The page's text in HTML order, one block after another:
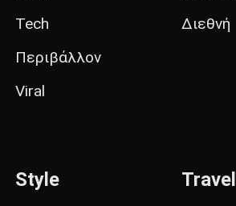
Tech
Περιβάλλον
Viral
Διεθνή
Style Travel